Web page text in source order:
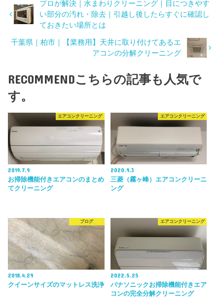
プロが解決｜水まわりクリーニング｜目につきやす
い部分の汚れ・除去｜引越し後したらすぐに確認し
ておきたい場所とは
千葉県｜柏市｜【業務用】天井に取り付けてあるエ
アコンの分解クリーニング
RECOMMENDこちらの記事も人気で
す。
エアコンクリーニング
2019.7.9
お掃除機能付きエアコンのまとめ
てクリーニング
エアコンクリーニング
2020.9.3
三菱（霧ヶ峰）エアコンクリーニ
ング
ブログ
2018.4.29
クイーンサイズのマットレス洗浄
エアコンクリーニング
2022.5.25
パナソニックお掃除機能付きエア
コンの完全分解クリーニング